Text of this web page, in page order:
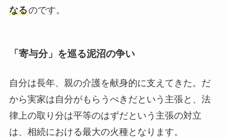
なるのです。
「寄与分」を巡る泥沼の争い
自分は長年、親の介護を献身的に支えてきた。だ
から実家は自分がもらうべきだという主張と、法
律上の取り分は平等のはずだという主張の対立
は、相続における最大の火種となります。